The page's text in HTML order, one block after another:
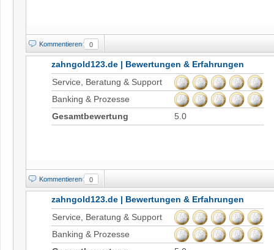
Kommentieren 0
zahngold123.de | Bewertungen & Erfahrungen
Service, Beratung & Support
Banking & Prozesse
Gesamtbewertung
5.0
Kommentieren 0
zahngold123.de | Bewertungen & Erfahrungen
Service, Beratung & Support
Banking & Prozesse